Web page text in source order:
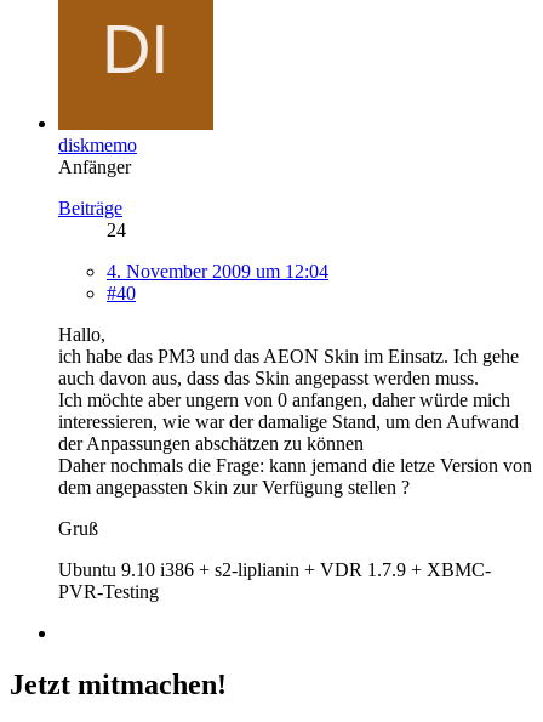
diskmemo
Anfänger
Beiträge
24
4. November 2009 um 12:04
#40
Hallo,
ich habe das PM3 und das AEON Skin im Einsatz. Ich gehe
auch davon aus, dass das Skin angepasst werden muss.
Ich möchte aber ungern von 0 anfangen, daher würde mich
interessieren, wie war der damalige Stand, um den Aufwand
der Anpassungen abschätzen zu können
Daher nochmals die Frage: kann jemand die letze Version von
dem angepassten Skin zur Verfügung stellen ?
Gruß
Ubuntu 9.10 i386 + s2-liplianin + VDR 1.7.9 + XBMC-
PVR-Testing
Jetzt mitmachen!